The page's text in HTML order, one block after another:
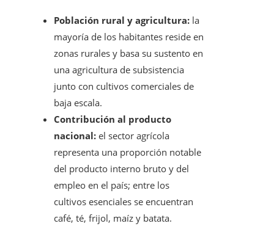
Población rural y agricultura: la
mayoría de los habitantes reside en
zonas rurales y basa su sustento en
una agricultura de subsistencia
junto con cultivos comerciales de
baja escala.
Contribución al producto
nacional: el sector agrícola
representa una proporción notable
del producto interno bruto y del
empleo en el país; entre los
cultivos esenciales se encuentran
café, té, frijol, maíz y batata.